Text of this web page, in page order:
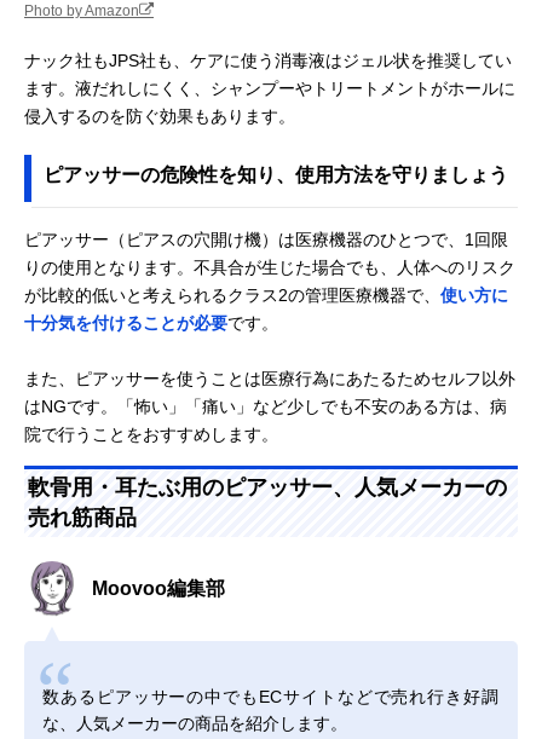
Photo by Amazon
ナック社もJPS社も、ケアに使う消毒液はジェル状を推奨してい
ます。液だれしにくく、シャンプーやトリートメントがホールに
侵入するのを防ぐ効果もあります。
ピアッサーの危険性を知り、使用方法を守りましょう
ピアッサー（ピアスの穴開け機）は医療機器のひとつで、1回限
りの使用となります。不具合が生じた場合でも、人体へのリスク
が比較的低いと考えられるクラス2の管理医療機器で、 使い方に
十分気を付けることが必要です。
また、ピアッサーを使うことは医療行為にあたるためセルフ以外
はNGです。「怖い」「痛い」など少しでも不安のある方は、病
院で行うことをおすすめします。
軟骨用・耳たぶ用のピアッサー、人気メーカーの
売れ筋商品
Moovoo編集部
数あるピアッサーの中でもECサイトなどで売れ行き好調
な、人気メーカーの商品を紹介します。